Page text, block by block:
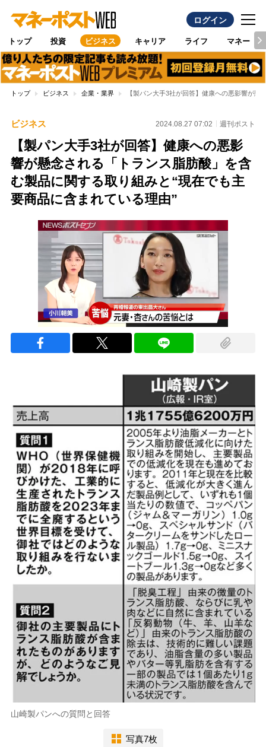
ログイン
トップ 投資 ビジネス キャリア ライフ マネー
トップ ビジネス 企業・業界 【製パン大手3社が回答】健康への悪影響が
ビジネス 2024.08.27 07:02 週刊ポスト
【製パン大手3社が回答】健康への悪影
響が懸念される「トランス脂肪酸」を含
む製品に関する取り組みと“現在でも主
要商品に含まれている理由”
山崎製パンへの質問と回答
写真7枚